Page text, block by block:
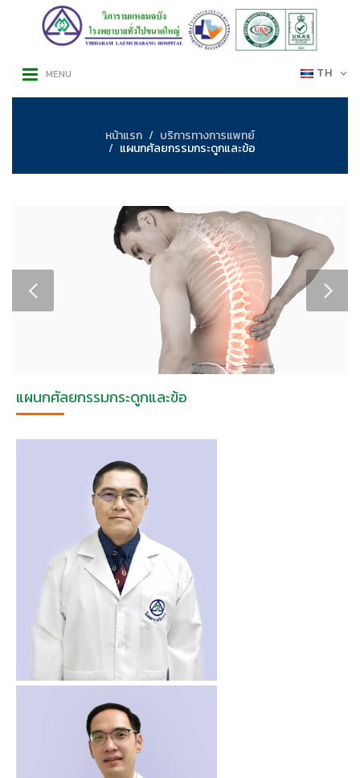
TH
MENU
หน้าแรก บริการทางการแพทย์
แผนกศัลยกรรมกระดูกและข้อ
แผนกศัลยกรรมกระดูกและข้อ